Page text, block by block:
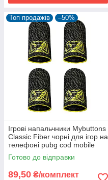
Топ продажів –50%
Ігрові напальчники Mybuttons
Classic Fiber чорні для ігор на
телефоні pubg cod mobile
пубг пабг 2 пари
Готово до відправки
89,50 ₴/комплект